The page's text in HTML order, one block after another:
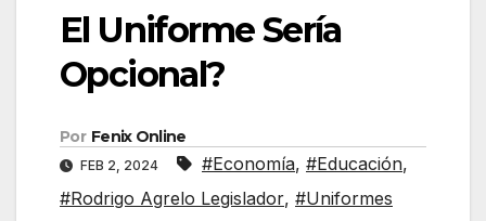
El Uniforme Sería
Opcional?
Por Fenix Online
FEB 2, 2024 #Economía, #Educación,
#Rodrigo Agrelo Legislador, #Uniformes